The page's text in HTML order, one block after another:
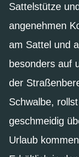
Sattelstütze
angenehmen
am Sattel und
besonders auf
der
Schwalbe,
geschmeidig
Urlaub